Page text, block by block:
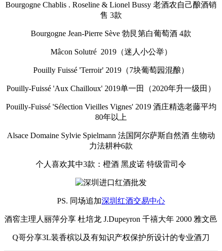
Bourgogne Chablis . Roseline & Lionel Bussy 老酒农自己酿酒销
售 3款
Bourgogne Jean-Pierre Sève 勃艮第白葡萄酒 4款
Mâcon Solutré 2019（迷人小公举）
Pouilly Fuissé 'Terroir' 2019（7块葡萄园混酿）
Pouilly-Fuissé 'Aux Chailloux' 2019单一田（2020年升一级田）
Pouilly-Fuissé 'Sélection Vieilles Vignes' 2019 酒庄精选老藤平均
80年以上
Alsace Domaine Sylvie Spielmann 法国阿尔萨斯自然酒 生物动
力法耕种6款
个人喜欢其中3款：橙酒 黑皮诺 特级雷司令
PS. 同场追加深圳红酒交易中心
酒窖主理人丽萍分享 杜培龙 J.Dupeyron 千禧大年 2000 雅文邑
Q哥分享3L装香槟以及有知识产权保护所设计的专业酒刀